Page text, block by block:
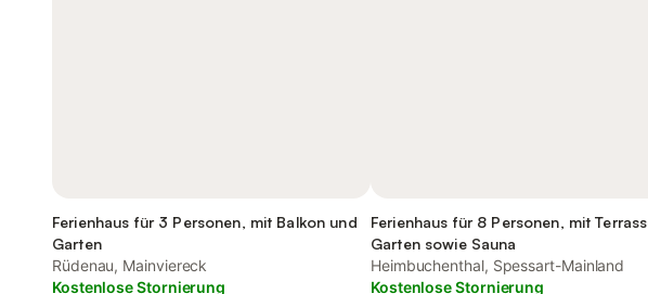
Ferienhaus für 3 Personen, mit Balkon und
Garten
Rüdenau, Mainviereck
Kostenlose Stornierung
Ferienhaus für 8 Personen, mit
Garten sowie Sauna
Heimbuchenthal, Spessart-Mainland
Kostenlose Stornierung